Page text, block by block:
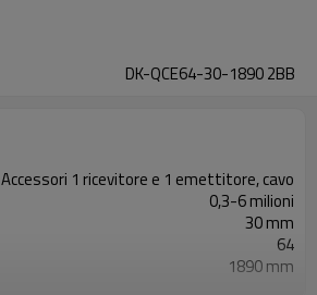
DK-QCE64-30-1890 2BB
Accessori 1 ricevitore e 1 emettitore, cavo
0,3-6 milioni
30 mm
64
1890 mm